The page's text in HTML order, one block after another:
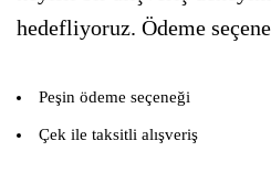
hedefliyoruz. Ödeme
Peşin ödeme seçeneği
Çek ile taksitli alışveriş